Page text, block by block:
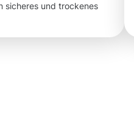
sicheres und trockenes